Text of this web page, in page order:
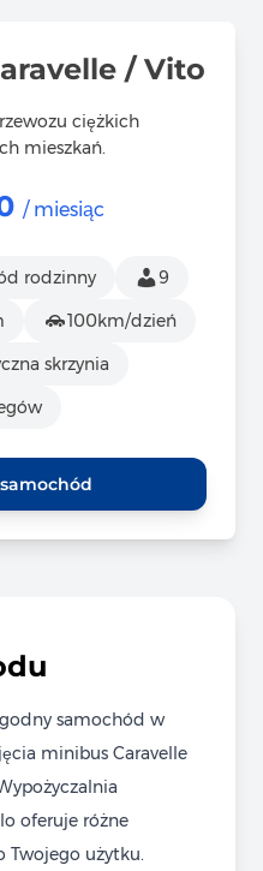
/ Vito
ciężkich
mieszkań.
/ miesiąc
rodzinny
9
100km/dzień
skrzynia
samochód w
minibus Caravelle
oferuje różne
Twojego użytku.